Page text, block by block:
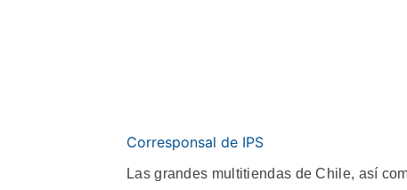
Corresponsal de IPS
Las grandes multitiendas de Chile, así